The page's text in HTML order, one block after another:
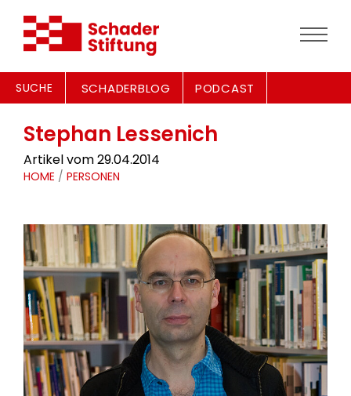
SUCHE SCHADERBLOG PODCAST
Stephan Lessenich
Artikel vom 29.04.2014
HOME / PERSONEN